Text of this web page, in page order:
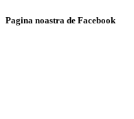
Pagina noastra de Facebook